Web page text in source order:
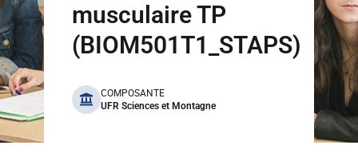
musculaire TP
(BIOM501T1_STAPS)
benefits
COMPOSANTE
UFR Sciences et Montagne